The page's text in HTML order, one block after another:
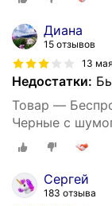
Диана
15 отзывов
13 мая
Недостатки:
Товар —
Черные с
iPhone/Android
Сергей
183 отзыва